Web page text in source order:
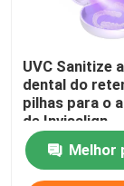
UVC Sanitize
dental do
pilhas para o
de Invisalign
Melhor